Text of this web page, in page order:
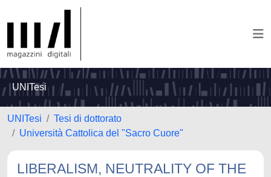
UNITesi
UNITesi
Tesi di dottorato
Università Cattolica del "Sacro Cuore"
LIBERALISM, NEUTRALITY OF THE